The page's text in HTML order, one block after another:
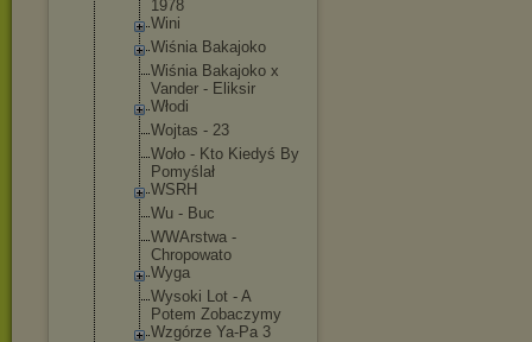
1978
Wini
Wiśnia Bakajoko
Wiśnia Bakajoko x
Vander - Eliksir
Włodi
Wojtas - 23
Woło - Kto Kiedyś By
Pomyślał
WSRH
Wu - Buc
WWArstwa -
Chropowato
Wyga
Wysoki Lot - A
Potem Zobaczymy
Wzgórze Ya-Pa 3